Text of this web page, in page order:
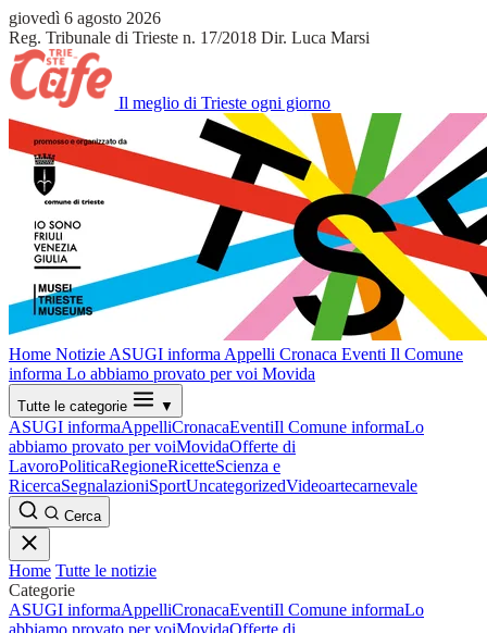
giovedì 6 agosto 2026
Reg. Tribunale di Trieste n. 17/2018 Dir. Luca Marsi
Il meglio di Trieste ogni giorno
Home Notizie ASUGI informa Appelli Cronaca Eventi Il Comune
informa Lo abbiamo provato per voi Movida
Tutte le categorie ▼
ASUGI informaAppelliCronacaEventiIl Comune informaLo
abbiamo provato per voiMovidaOfferte di
LavoroPoliticaRegioneRicetteScienza e
RicercaSegnalazioniSportUncategorizedVideoartecarnevale
Cerca
Home Tutte le notizie
Categorie
ASUGI informaAppelliCronacaEventiIl Comune informaLo
abbiamo provato per voiMovidaOfferte di